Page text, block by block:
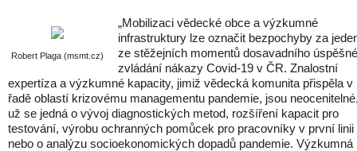
Robert Plaga (msmt.cz)
„Mobilizaci vědecké obce a výzkumné
infrastruktury lze označit bezpochyby za
ze stěžejních momentů dosavadního
zvládání nákazy Covid-19 v ČR. Znalostní
expertíza a výzkumné kapacity, jimiž vědecká komunita přispěla v
řadě oblastí krizovému managementu pandemie, jsou
už se jedná o vývoj diagnostických metod, rozšíření kapacit pro
testování, výrobu ochranných pomůcek pro pracovníky v první linii
nebo o analýzu socioekonomických dopadů pandemie. Výzkumná